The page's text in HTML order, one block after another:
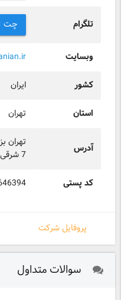
تلگرام چت
وبسایت
کشور ایران
استان تهران
آدرس
تهران
7 شرقی پلاک 1810
کد پستی
پروفایل شرکت
سوالات متداول